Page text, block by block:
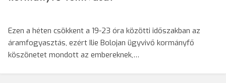
Ezen a héten csökkent a 19-23 óra közötti időszakban az
áramfogyasztás, ezért Ilie Bolojan ügyvivő kormányfő
köszönetet mondott az embereknek,…